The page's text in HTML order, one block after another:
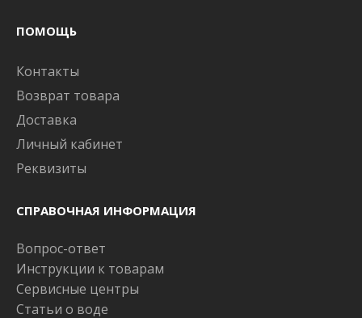
ПОМОЩЬ
Контакты
Возврат товара
Доставка
Личный кабинет
Реквизиты
СПРАВОЧНАЯ ИНФОРМАЦИЯ
Вопрос-ответ
Инструкции к товарам
Сервисные центры
Статьи о воде